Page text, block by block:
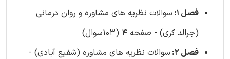
فصل 1:
سوالات نظریه های مشاوره و روان درمانی
(جرالد کری) - صفحه 4 (103سوال)
فصل 2:
سوالات نظریه های مشاوره (شفیع آبادی) -